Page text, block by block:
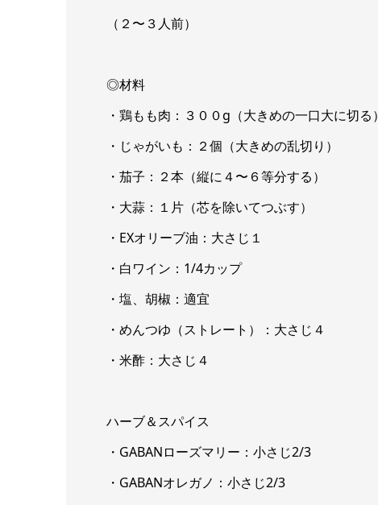
（２〜３人前）
◎材料
・鶏もも肉：３００g（大きめの一口大に切る）
・じゃがいも：２個（大きめの乱切り）
・茄子：２本（縦に４〜６等分する）
・大蒜：１片（芯を除いてつぶす）
・EXオリーブ油：大さじ１
・白ワイン：1/4カップ
・塩、胡椒：適宜
・めんつゆ（ストレート）：大さじ４
・米酢：大さじ４
ハーブ＆スパイス
・GABANローズマリー：小さじ2/3
・GABANオレガノ：小さじ2/3